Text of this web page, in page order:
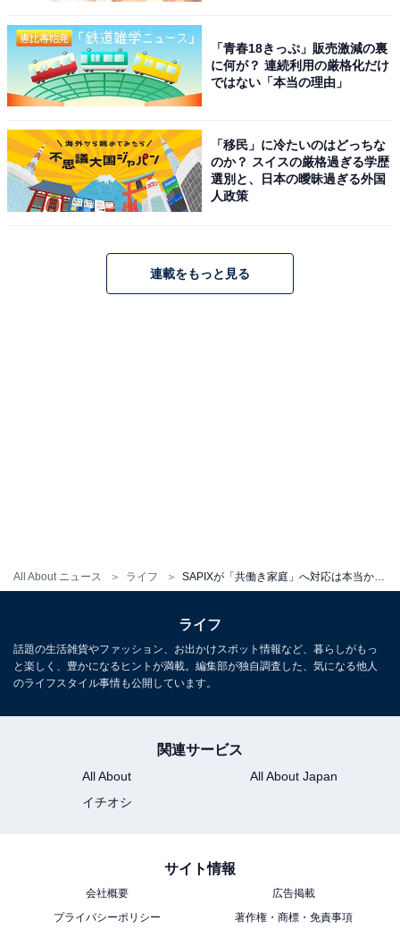
All About ニュース ライフ
1 2
「青春18きっぷ」販売激減の裏
に何が？ 連続利用の厳格化だけ
ではない「本当の理由」
「移民」に冷たいのはどっちな
のか？ スイスの厳格過ぎる学歴
選別と、日本の曖昧過ぎる外国
人政策
連載をもっと見る
ライフ
話題の生活雑貨やファッション、お出かけスポット情報など、暮らしがもっ
と楽しく、豊かになるヒントが満載。編集部が独自調査した、気になる他人
のライフスタイル事情も公開しています。
関連サービス
All About
All About Japan
イチオシ
サイト情報
会社概要
広告掲載
プライバシーポリシー
著作権・商標・免責事項